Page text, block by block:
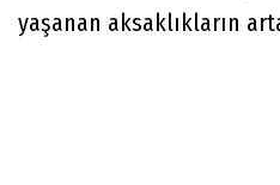
yaşanan aksaklıkların